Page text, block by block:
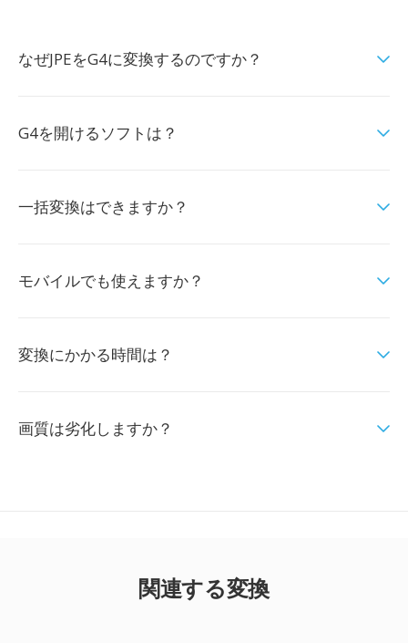
なぜJPEをG4に変換するのですか？
G4を開けるソフトは？
一括変換はできますか？
モバイルでも使えますか？
変換にかかる時間は？
画質は劣化しますか？
関連する変換